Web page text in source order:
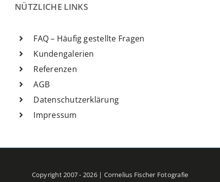
NÜTZLICHE LINKS
FAQ – Häufig gestellte Fragen
Kundengalerien
Referenzen
AGB
Datenschutzerklärung
Impressum
Copyright 2007 - 2026 | Cornelius Fischer Fotografie